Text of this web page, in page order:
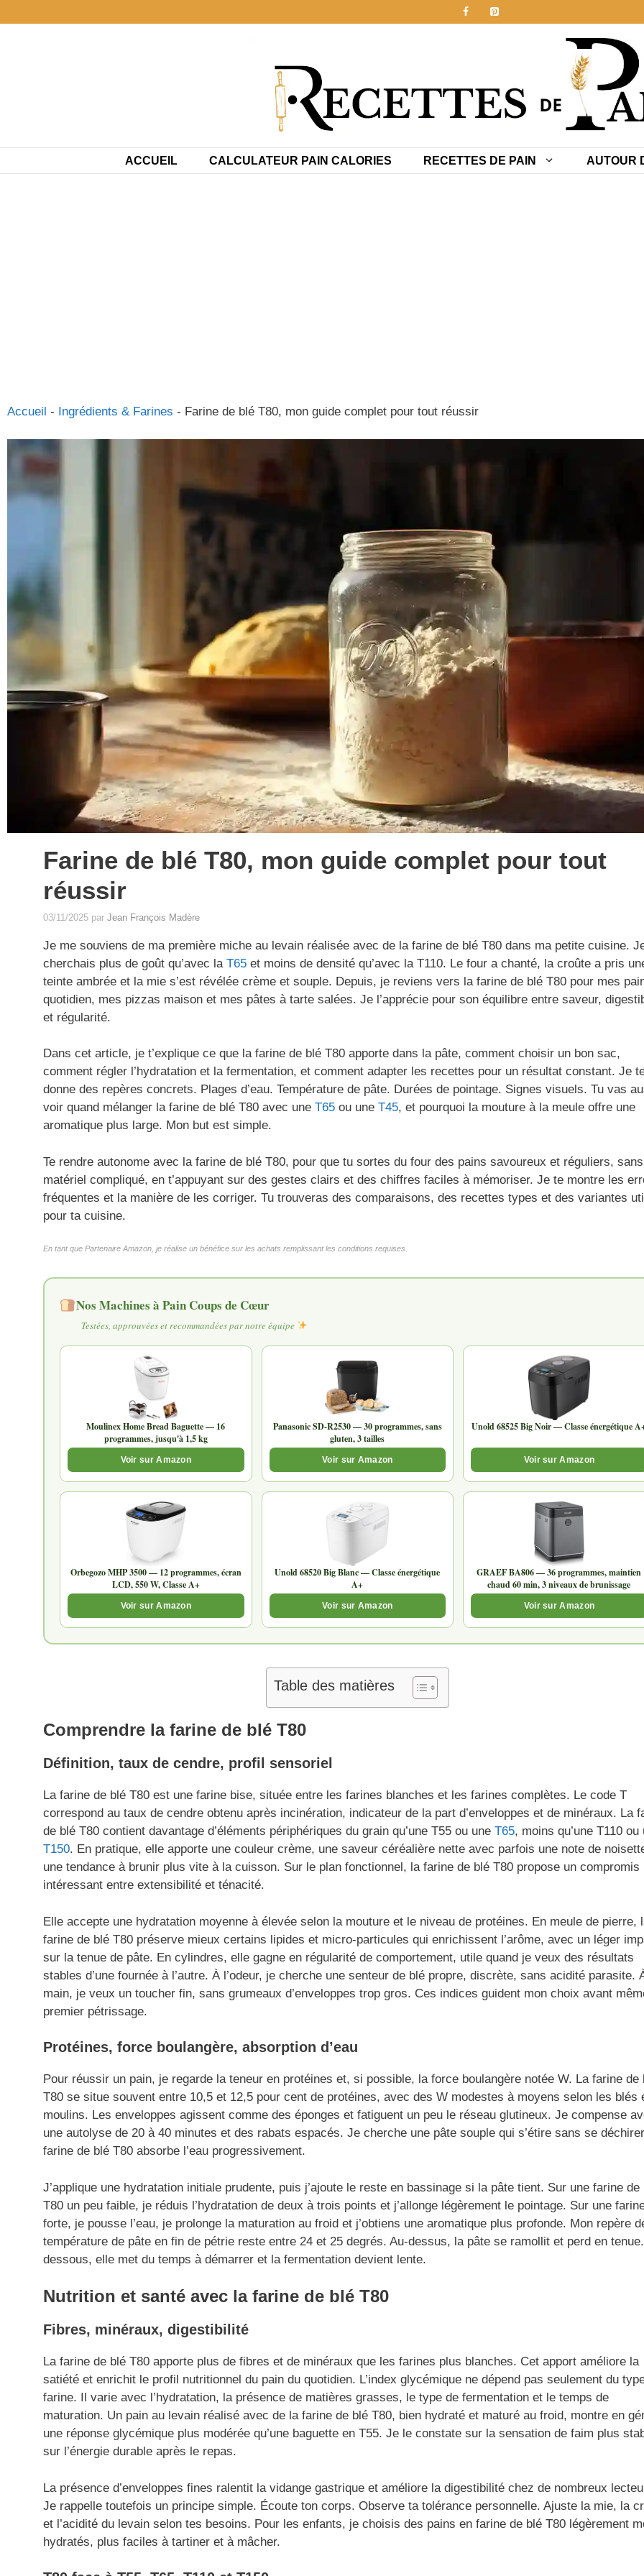
au
ACCUEIL CALCULATEUR PAIN CALORIES RECETTES DE PAIN AUTOUR
Accueil - Ingrédients & Farines - Farine de blé T80, mon guide complet pour tout réussir
Farine de blé T80, mon guide complet pour tout
réussir
03/11/2025 par Jean François Madère
Je me souviens de ma première miche au levain réalisée avec de la farine de blé T80 dans ma petite cuisine.
cherchais plus de goût qu’avec la T65et moins de densité qu’avec la T110. Le four a chanté, la croûte a pris
teinte ambrée et la mie s’est révélée crème et souple. Depuis, je reviens vers la farine de blé T80 pour mes
quotidien, mes pizzas maison et mes pâtes à tarte salées. Je l’apprécie pour son équilibre entre saveur,
et régularité.
Dans cet article, je t’explique ce que la farine de blé T80 apporte dans la pâte, comment choisir un bon sac,
comment régler l’hydratation et la fermentation, et comment adapter les recettes pour un résultat constant. Je
donne des repères concrets. Plages d’eau. Température de pâte. Durées de pointage. Signes visuels. Tu vas
voir quand mélanger la farine de blé T80 avec une T65ou une T45, et pourquoi la mouture à la meule offre une
aromatique plus large. Mon but est simple.
Te rendre autonome avec la farine de blé T80, pour que tu sortes du four des pains savoureux et réguliers, sans
matériel compliqué, en t’appuyant sur des gestes clairs et des chiffres faciles à mémoriser. Je te montre les
fréquentes et la manière de les corriger. Tu trouveras des comparaisons, des recettes types et des variantes
pour ta cuisine.
En tant que Partenaire Amazon, je réalise un bénéfice sur les achats remplissant les conditions requises.
Nos Machines à Pain Coups de Cœur
Testées, approuvées et recommandées par notre équipe
Moulinex Home Bread Baguette — 16
programmes, jusqu'à 1,5 kg
Voir sur Amazon
Panasonic SD-R2530 — 30 programmes, sans
gluten, 3 tailles
Voir sur Amazon
Unold 68525 Big Noir — Classe énergétique
Voir sur Amazon
Orbegozo MHP 3500 — 12 programmes, écran
LCD, 550 W, Classe A+
Voir sur Amazon
Unold 68520 Big Blanc — Classe énergétique
A+
Voir sur Amazon
GRAEF BA806 — 36 programmes, maintien
chaud 60 min, 3 niveaux de brunissage
Voir sur Amazon
Table des matières
Comprendre la farine de blé T80
Définition, taux de cendre, profil sensoriel
La farine de blé T80 est une farine bise, située entre les farines blanches et les farines complètes. Le code T
correspond au taux de cendre obtenu après incinération, indicateur de la part d’enveloppes et de minéraux. La
de blé T80 contient davantage d’éléments périphériques du grain qu’une T55 ou une T65, moins qu’une T110 ou
T150. En pratique, elle apporte une couleur crème, une saveur céréalière nette avec parfois une note de
une tendance à brunir plus vite à la cuisson. Sur le plan fonctionnel, la farine de blé T80 propose un compromis
intéressant entre extensibilité et ténacité.
Elle accepte une hydratation moyenne à élevée selon la mouture et le niveau de protéines. En meule de pierre,
farine de blé T80 préserve mieux certains lipides et micro-particules qui enrichissent l’arôme, avec un léger
sur la tenue de pâte. En cylindres, elle gagne en régularité de comportement, utile quand je veux des résultats
stables d’une fournée à l’autre. À l’odeur, je cherche une senteur de blé propre, discrète, sans acidité parasite.
main, je veux un toucher fin, sans grumeaux d’enveloppes trop gros. Ces indices guident mon choix avant
premier pétrissage.
Protéines, force boulangère, absorption d’eau
Pour réussir un pain, je regarde la teneur en protéines et, si possible, la force boulangère notée W. La farine de
T80 se situe souvent entre 10,5 et 12,5 pour cent de protéines, avec des W modestes à moyens selon les blés
moulins. Les enveloppes agissent comme des éponges et fatiguent un peu le réseau glutineux. Je compense
une autolyse de 20 à 40 minutes et des rabats espacés. Je cherche une pâte souple qui s’étire sans se
farine de blé T80 absorbe l’eau progressivement.
J’applique une hydratation initiale prudente, puis j’ajoute le reste en bassinage si la pâte tient. Sur une farine de
T80 un peu faible, je réduis l’hydratation de deux à trois points et j’allonge légèrement le pointage. Sur une
forte, je pousse l’eau, je prolonge la maturation au froid et j’obtiens une aromatique plus profonde. Mon repère
température de pâte en fin de pétrie reste entre 24 et 25 degrés. Au-dessus, la pâte se ramollit et perd en
dessous, elle met du temps à démarrer et la fermentation devient lente.
Nutrition et santé avec la farine de blé T80
Fibres, minéraux, digestibilité
La farine de blé T80 apporte plus de fibres et de minéraux que les farines plus blanches. Cet apport améliore la
satiété et enrichit le profil nutritionnel du pain du quotidien. L’index glycémique ne dépend pas seulement du
farine. Il varie avec l’hydratation, la présence de matières grasses, le type de fermentation et le temps de
maturation. Un pain au levain réalisé avec de la farine de blé T80, bien hydraté et maturé au froid, montre en
une réponse glycémique plus modérée qu’une baguette en T55. Je le constate sur la sensation de faim plus
sur l’énergie durable après le repas.
La présence d’enveloppes fines ralentit la vidange gastrique et améliore la digestibilité chez de nombreux
Je rappelle toutefois un principe simple. Écoute ton corps. Observe ta tolérance personnelle. Ajuste la mie, la
et l’acidité du levain selon tes besoins. Pour les enfants, je choisis des pains en farine de blé T80 légèrement
hydratés, plus faciles à tartiner et à mâcher.